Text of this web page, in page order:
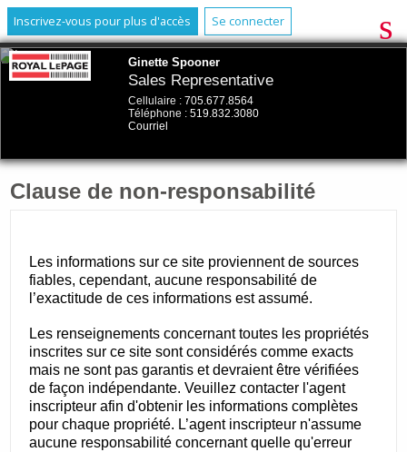
Inscrivez-vous pour plus d'accès Se connecter
Ginette Spooner
Sales Representative
Cellulaire : 705.677.8564
Téléphone : 519.832.3080
Courriel
Clause de non-responsabilité
Les informations sur ce site proviennent de sources
fiables, cependant, aucune responsabilité de
l’exactitude de ces informations est assumé.
Les renseignements concernant toutes les propriétés
inscrites sur ce site sont considérés comme exacts
mais ne sont pas garantis et devraient être vérifiées
de façon indépendante. Veuillez contacter l'agent
inscripteur afin d'obtenir les informations complètes
pour chaque propriété. L’agent inscripteur n'assume
aucune responsabilité concernant quelle qu'erreur